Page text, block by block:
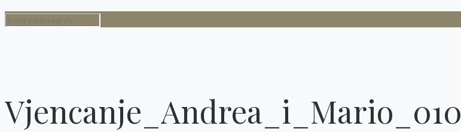
Vjencanje_Andrea_i_Mario_010